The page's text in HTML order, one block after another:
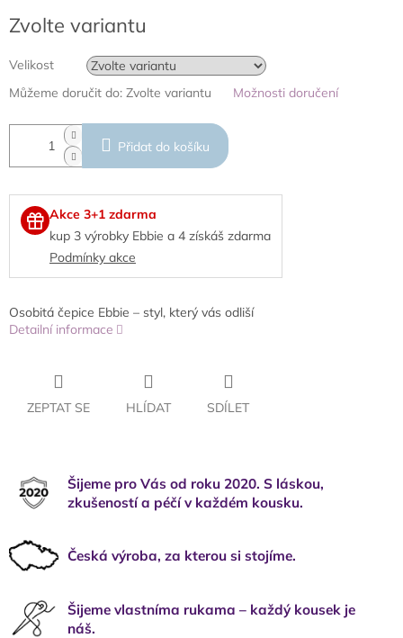
cena:
Zvolte variantu
Velikost
Můžeme doručit do: Zvolte variantu Možnosti doručení
Přidat do košíku
Akce 3+1 zdarma
kup 3 výrobky Ebbie a 4 získáš zdarma
Podmínky akce
Osobitá čepice Ebbie – styl, který vás odliší
Detailní informace
ZEPTAT SE HLÍDAT SDÍLET
Šijeme pro Vás od roku 2020. S láskou,
zkušeností a péčí v každém kousku.
Česká výroba, za kterou si stojíme.
Šijeme vlastníma rukama – každý kousek je
náš.